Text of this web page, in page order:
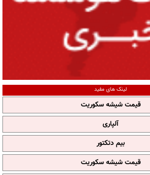
لینک های مفید
قیمت شیشه سکوریت
آلپاری
بیم دتکتور
قیمت شیشه سکوریت